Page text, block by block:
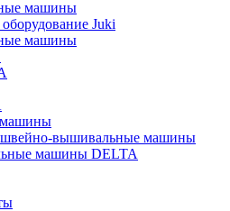
машины
Juki
машины
вышивальные машины
машины DELTA